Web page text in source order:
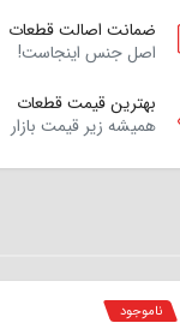
ضمانت اصالت قطعات
اصل جنس اینجاست!
بهترین قیمت قطعات
همیشه زیر قیمت بازار
ناموجود